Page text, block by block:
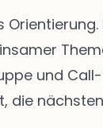
und
die